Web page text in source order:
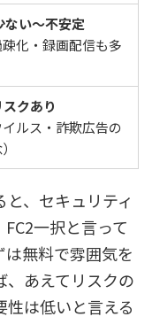
い〜不安定
疎化・録画配信も多
クあり
イルス・詐欺広告の
、セキュリティ
一択と言って
無料で雰囲気を
、あえてリスクの
は低いと言える